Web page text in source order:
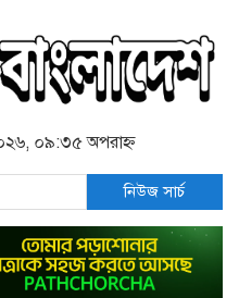
০৯:৩৫ অপরাহ্ন
নিউজ সার্চ